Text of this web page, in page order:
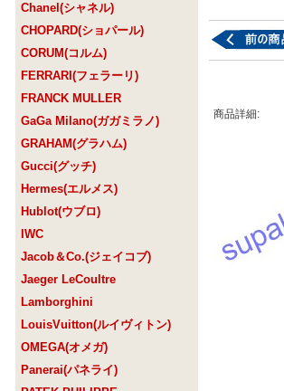
Chanel(シャネル)
CHOPARD(ショパール)
CORUM(コルム)
FERRARI(フェラーリ)
FRANCK MULLER
GaGa Milano(ガガミラノ)
GRAHAM(グラハム)
Gucci(グッチ)
Hermes(エルメス)
Hublot(ウブロ)
IWC
Jacob＆Co.(ジェイコブ)
Jaeger LeCoultre
Lamborghini
LouisVuitton(ルイヴィトン)
OMEGA(オメガ)
Panerai(パネライ)
商品詳細: